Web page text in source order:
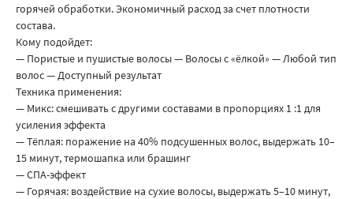
горячей обработки. Экономичный расход за счет плотности
состава.
Кому подойдет:
— Пористые и пушистые волосы — Волосы с «ёлкой» — Любой тип
волос — Доступный результат
Техника применения:
— Микс: смешивать с другими составами в пропорциях 1 :1 для
усиления эффекта
— Тёплая: поражение на 40% подсушенных волос, выдержать 10–
15 минут, термошапка или брашинг
— СПА-эффект
— Горячая: воздействие на сухие волосы, выдержать 5–10 минут,